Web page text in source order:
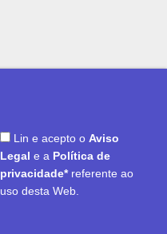
Lin e acepto o Aviso
Legal e a Política de
privacidade* referente ao
uso desta Web.